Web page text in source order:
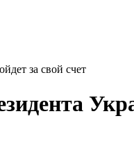
за свой счет